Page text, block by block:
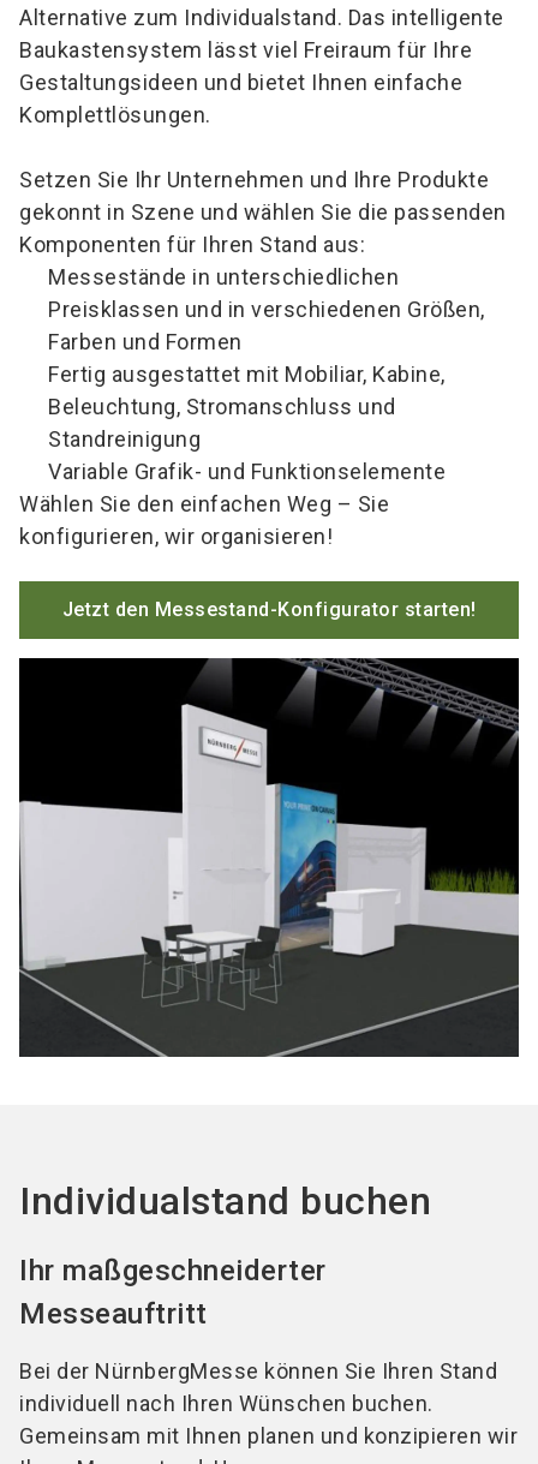
Alternative zum Individualstand. Das intelligente
Baukastensystem lässt viel Freiraum für Ihre
Gestaltungsideen und bietet Ihnen einfache
Komplettlösungen.
Setzen Sie Ihr Unternehmen und Ihre Produkte
gekonnt in Szene und wählen Sie die passenden
Komponenten für Ihren Stand aus:
Messestände in unterschiedlichen
Preisklassen und in verschiedenen Größen,
Farben und Formen
Fertig ausgestattet mit Mobiliar, Kabine,
Beleuchtung, Stromanschluss und
Standreinigung
Variable Grafik- und Funktionselemente
Wählen Sie den einfachen Weg – Sie
konfigurieren, wir organisieren!
Jetzt den Messestand-Konfigurator starten!
Individualstand buchen
Ihr maßgeschneiderter
Messeauftritt
Bei der NürnbergMesse können Sie Ihren Stand
individuell nach Ihren Wünschen buchen.
Gemeinsam mit Ihnen planen und konzipieren wir